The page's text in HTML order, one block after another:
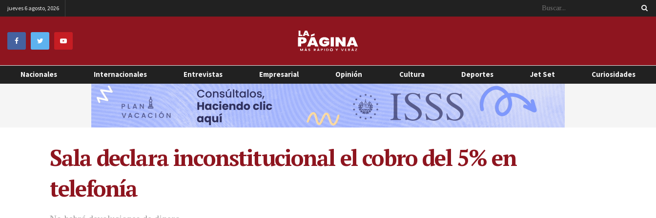
jueves 6 agosto, 2026
Nacionales Internacionales Entrevistas Empresarial Opinión Cultura Deportes Jet Set Curiosidades
Sala declara inconstitucional el cobro del 5% en
telefonía